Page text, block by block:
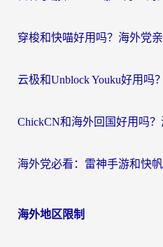
海外地区限制